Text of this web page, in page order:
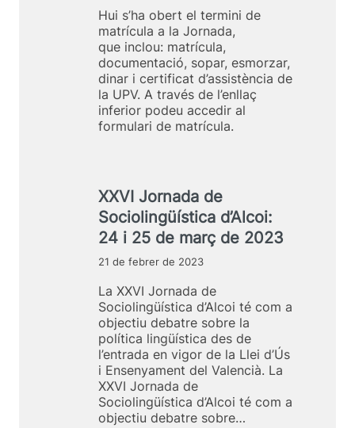
l
a
X
X
V
I
I
I
n
a
d
a
d
S
o
c
i
o
l
i
n
g
u
n
i
t
a
t
s
”
l
t
e
m
a
e
l
a
X
X
V
I
I
J
d
e
S
o
c
i
o
l
ü
í
s
t
i
c
a
d
’
A
l
c
o
i
:
Hui s’ha obert el termini de
matrícula a la Jornada,
que inclou: matrícula,
documentació, sopar, esmorzar,
dinar i certificat d’assistència de
la UPV. A través de l’enllaç
inferior podeu accedir al
formulari de matrícula.
XXVI Jornada de
Sociolingüística d’Alcoi:
24 i 25 de març de 2023
21 de febrer de 2023
La XXVI Jornada de
Sociolingüística d’Alcoi té com a
objectiu debatre sobre la
política lingüística des de
l’entrada en vigor de la Llei d’Ús
i Ensenyament del Valencià. La
XXVI Jornada de
Sociolingüística d’Alcoi té com a
objectiu debatre sobre…